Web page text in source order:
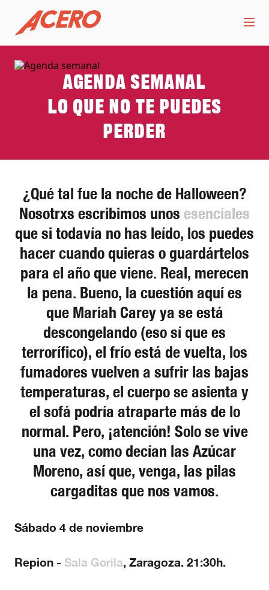
Agenda semanal
Lo que no te puedes
perder
¿Qué tal fue la noche de Halloween?
Nosotrxs escribimos unos esenciales
que si todavía no has leído, los puedes
hacer cuando quieras o guardártelos
para el año que viene. Real, merecen
la pena. Bueno, la cuestión aquí es
que Mariah Carey ya se está
descongelando (eso sí que es
terrorífico), el frío está de vuelta, los
fumadores vuelven a sufrir las bajas
temperaturas, el cuerpo se asienta y
el sofá podría atraparte más de lo
normal. Pero, ¡atención! Solo se vive
una vez, como decían las Azúcar
Moreno, así que, venga, las pilas
cargaditas que nos vamos.
Sábado 4 de noviembre
Repion - Sala Gorila, Zaragoza. 21:30h.